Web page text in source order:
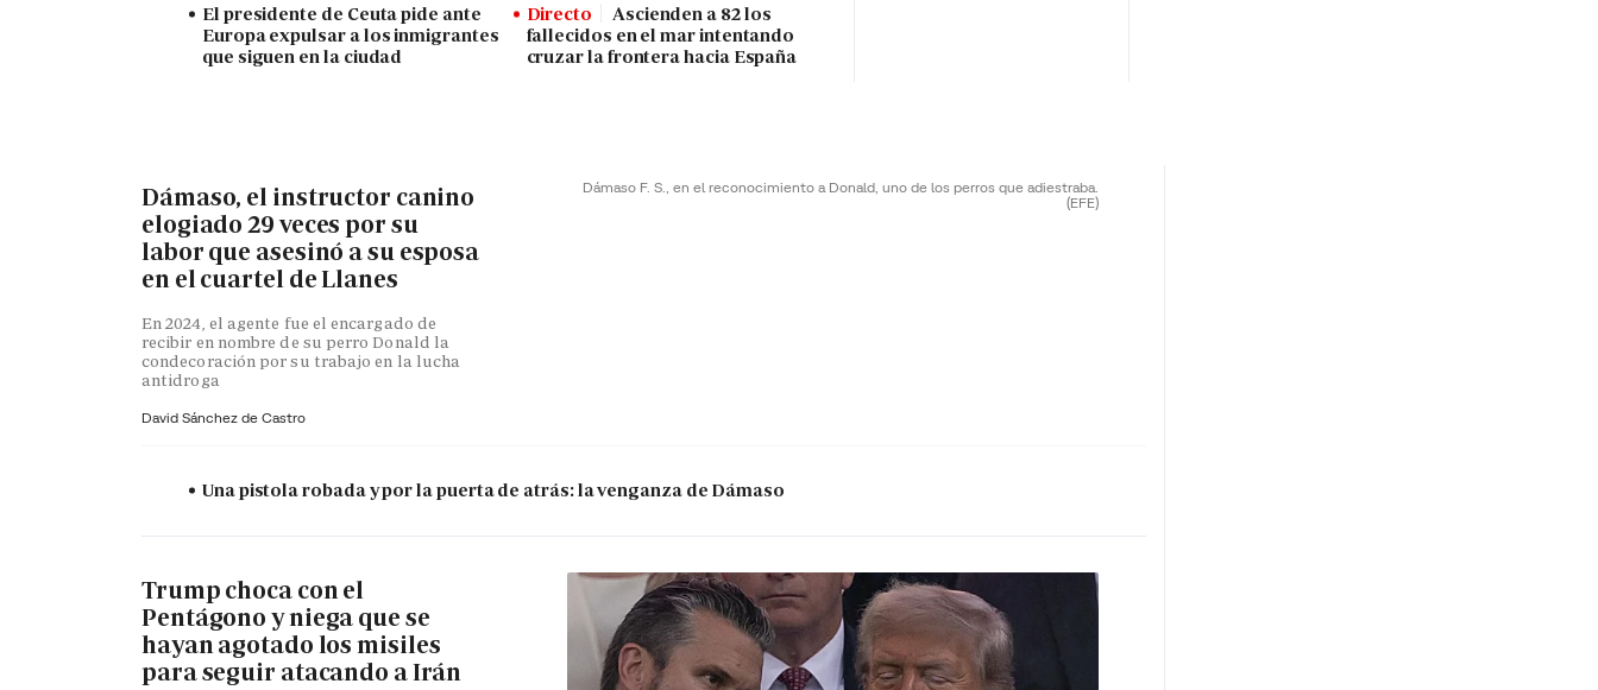
El presidente de Ceuta pide ante
Europa expulsar a los inmigrantes
que siguen en la ciudad
Directo
Ascienden a 82 los
fallecidos en el mar intentando
cruzar la frontera hacia España
Dámaso F. S., en el reconocimiento a Donald, uno de los perros que adiestraba.
(EFE)
Dámaso, el instructor canino
elogiado 29 veces por su
labor que asesinó a su esposa
en el cuartel de Llanes
En 2024, el agente fue el encargado de
recibir en nombre de su perro Donald la
condecoración por su trabajo en la lucha
antidroga
David Sánchez de Castro
Una pistola robada y por la puerta de atrás: la venganza de Dámaso
Trump choca con el
Pentágono y niega que se
hayan agotado los misiles
para seguir atacando a Irán